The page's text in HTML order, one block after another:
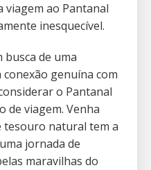
viagem ao Pantanal
inesquecível.
busca de uma
genuína com
o Pantanal
de viagem. Venha
tesouro natural tem a
jornada de
maravilhas do